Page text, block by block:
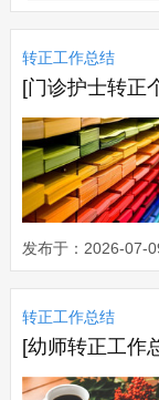
转正工作总结
[门诊护士转正
发布于：2026-07-
转正工作总结